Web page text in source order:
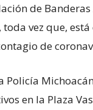
de
vez que,
de
Policía
en la Plaza